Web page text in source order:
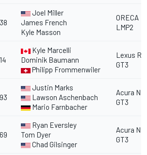
38
Joel Miller
James French
Kyle Masson
ORECA
LMP2
14
Kyle Marcelli
Dominik Baumann
Philipp Frommenwiler
Lexus
GT3
93
Justin Marks
Lawson Aschenbach
Mario Farnbacher
Acura
GT3
69
Ryan Eversley
Tom Dyer
Chad Gilsinger
Acura
GT3